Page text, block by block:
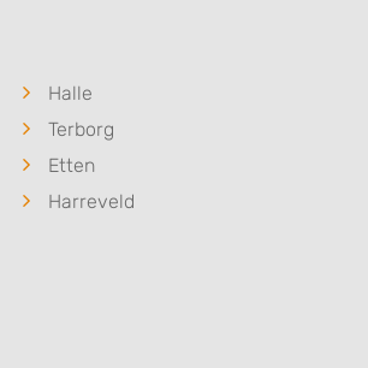
Halle
Terborg
Etten
Harreveld